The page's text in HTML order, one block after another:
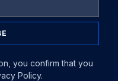
you confirm that you
Policy.